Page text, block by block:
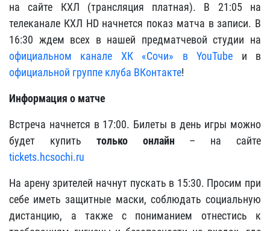
на сайте КХЛ (трансляция платная). В 21:05 на
телеканале КХЛ HD начнется показ матча в записи. В
16:30 ждем всех в нашей предматчевой студии на
официальном канале ХК «Сочи» в YouTube и в
официальной группе клуба ВКонтакте!
Информация о матче
Встреча начнется в 17:00. Билеты в день игры можно
будет купить только онлайн – на сайте
tickets.hcsochi.ru
На арену зрителей начнут пускать в 15:30. Просим при
себе иметь защитные маски, соблюдать социальную
дистанцию, а также с пониманием отнестись к